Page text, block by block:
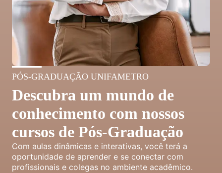
PÓS-GRADUAÇÃO UNIFAMETRO
Descubra um mundo de
conhecimento com nossos
cursos de Pós-Graduação
Com aulas dinâmicas e interativas, você terá a
oportunidade de aprender e se conectar com
profissionais e colegas no ambiente acadêmico.